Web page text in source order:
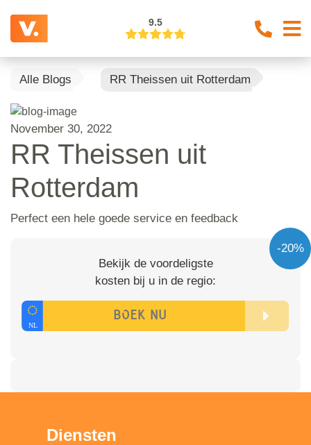
9.5
Alle Blogs RR Theissen uit Rotterdam
November 30, 2022
RR Theissen uit
Rotterdam
Perfect een hele goede service en feedback
-20%
Bekijk de voordeligste
kosten bij u in de regio:
Diensten